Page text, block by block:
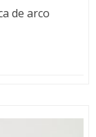
de arco